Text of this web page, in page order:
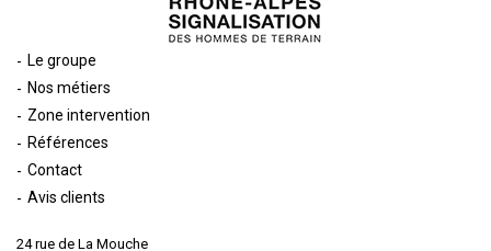
Le groupe
Nos métiers
Zone intervention
Références
Contact
Avis clients
24 rue de La Mouche